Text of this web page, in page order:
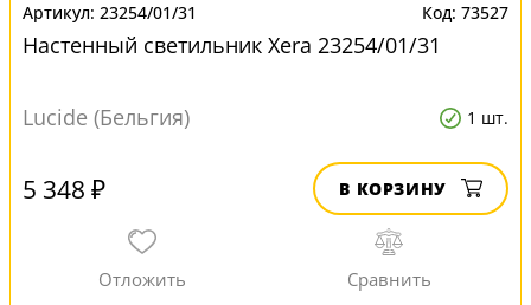
23254/01/31 73527
Настенный светильник Xera 23254/01/31
Lucide (Бельгия) 1 шт.
5 348 ₽ В КОРЗИНУ